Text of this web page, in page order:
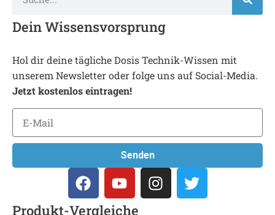
Dein Wissensvorsprung
Hol dir deine tägliche Dosis Technik-Wissen mit
unserem Newsletter oder folge uns auf Social-Media.
Jetzt kostenlos eintragen!
Senden
Produkt-Vergleiche